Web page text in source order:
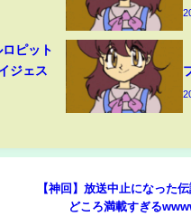
ロピット
ジェス
【神回】放送中止になった
どころ満載すぎる